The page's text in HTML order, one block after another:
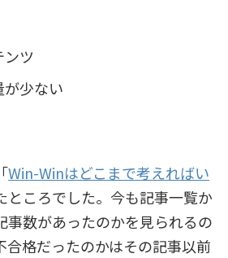
ツ
が少ない
Win-Winはどこまで考えればい
ところでした。今も記事一覧か
事数があったのかを見られるの
合格だったのかはその記事以前